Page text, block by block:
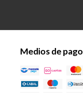
Medios de pago